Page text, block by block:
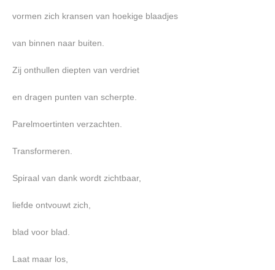
vormen zich kransen van hoekige blaadjes
van binnen naar buiten.
Zij onthullen diepten van verdriet
en dragen punten van scherpte.
Parelmoertinten verzachten.
Transformeren.
Spiraal van dank wordt zichtbaar,
liefde ontvouwt zich,
blad voor blad.
Laat maar los,